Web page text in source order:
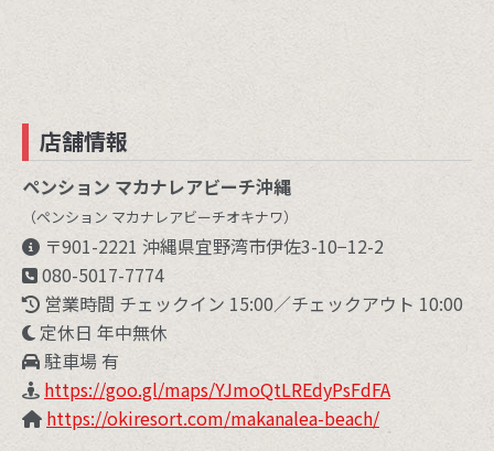
店舗情報
ペンション マカナレアビーチ沖縄
（ペンション マカナレアビーチオキナワ）
〒901-2221 沖縄県宜野湾市伊佐3-10−12-2
080-5017-7774
営業時間 チェックイン 15:00／チェックアウト 10:00
定休日 年中無休
駐車場 有
https://goo.gl/maps/YJmoQtLREdyPsFdFA
https://okiresort.com/makanalea-beach/